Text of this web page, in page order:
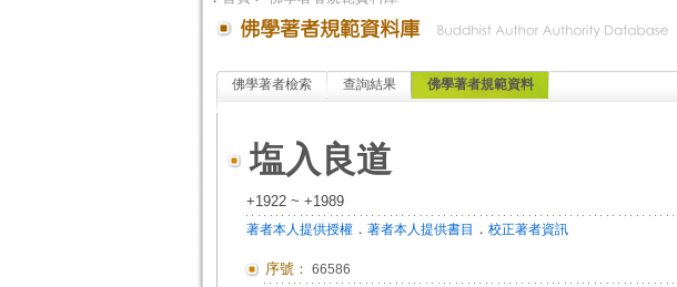
佛學著者檢索 查詢結果 佛學著者規範資料
塩入良道
+1922 ~ +1989
著者本人提供授權． 著者本人提供書目 ． 校正著者資訊
序號： 66586